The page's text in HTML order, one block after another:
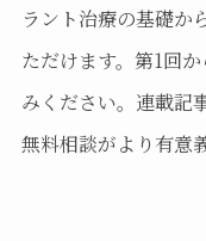
ラント治療の基礎か
ただけます。第1回
みください。連載記
無料相談がより有意